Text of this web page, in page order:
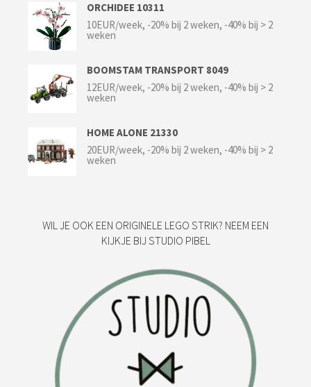
ORCHIDEE 10311
10EUR/week, -20% bij 2 weken, -40% bij > 2
weken
BOOMSTAM TRANSPORT 8049
12EUR/week, -20% bij 2 weken, -40% bij > 2
weken
HOME ALONE 21330
20EUR/week, -20% bij 2 weken, -40% bij > 2
weken
WIL JE OOK EEN ORIGINELE LEGO STRIK? NEEM EEN
KIJKJE BIJ STUDIO PIBEL